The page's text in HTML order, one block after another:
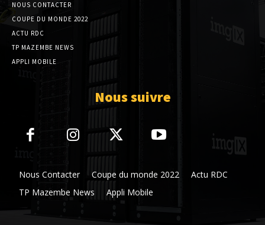
NOUS CONTACTER
COUPE DU MONDE 2022
ACTU RDC
TP MAZEMBE NEWS
APPLI MOBILE
Nous suivre
Nous Contacter Coupe du monde 2022
Actu RDC
TP Mazembe News
Appli Mobile